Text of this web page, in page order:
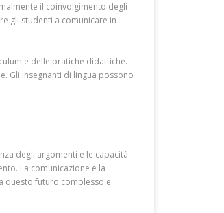
il coinvolgimento degli
gli studenti a comunicare in
e delle pratiche didattiche.
Gli insegnanti di lingua possono
degli argomenti e le capacità
La comunicazione e la
questo futuro complesso e